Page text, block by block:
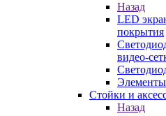
Назад
LED
покрытия
видео-
Элементы
Стойки и
Назад